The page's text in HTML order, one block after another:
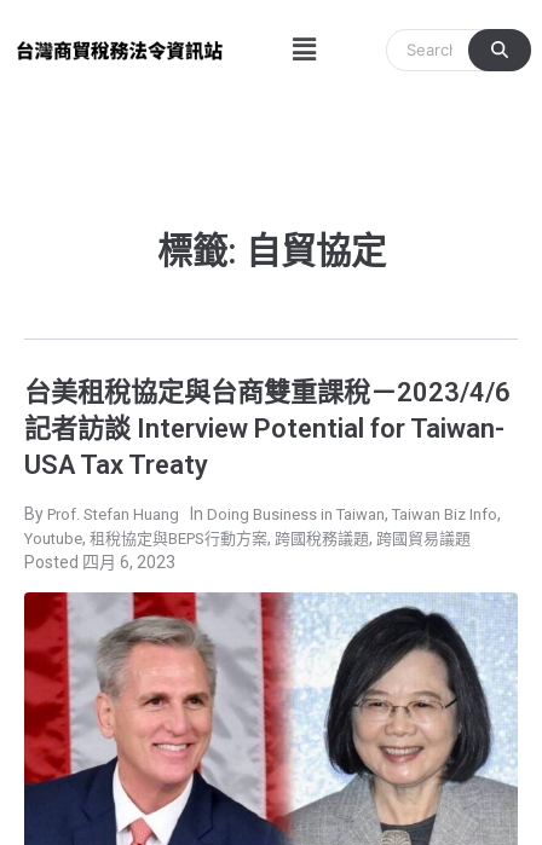
Menu
標籤: 自貿協定
台美租稅協定與台商雙重課稅－2023/4/6
記者訪談 Interview Potential for Taiwan-
USA Tax Treaty
Prof. Stefan Huang Doing Business in Taiwan, Taiwan Biz Info,
Youtube, 租稅協定與BEPS行動方案, 跨國稅務議題, 跨國貿易議題
四月 6, 2023